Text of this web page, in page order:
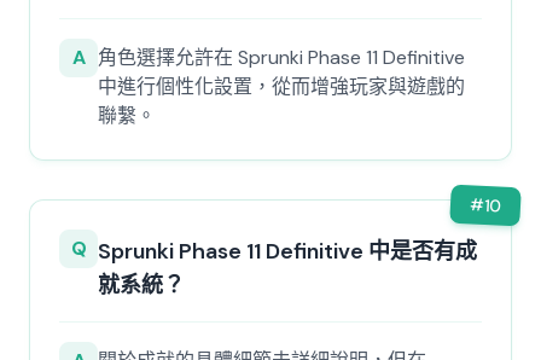
A 角色選擇允許在 Sprunki Phase 11 Definitive
中進行個性化設置，從而增強玩家與遊戲的
聯繫。
#10
Q Sprunki Phase 11 Definitive 中是否有成
就系統？